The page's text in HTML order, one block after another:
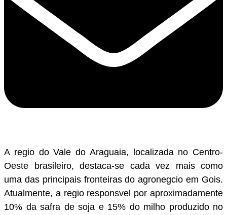
WhatsA
Facebook
Twitter
Messenger
LinkedIn
Compartilha
A regio do Vale do Araguaia, localizada no Centro-
Oeste brasileiro, destaca-se cada vez mais como
uma das principais fronteiras do agronegcio em Gois.
Atualmente, a regio responsvel por aproximadamente
10% da safra de soja e 15% do milho produzido no